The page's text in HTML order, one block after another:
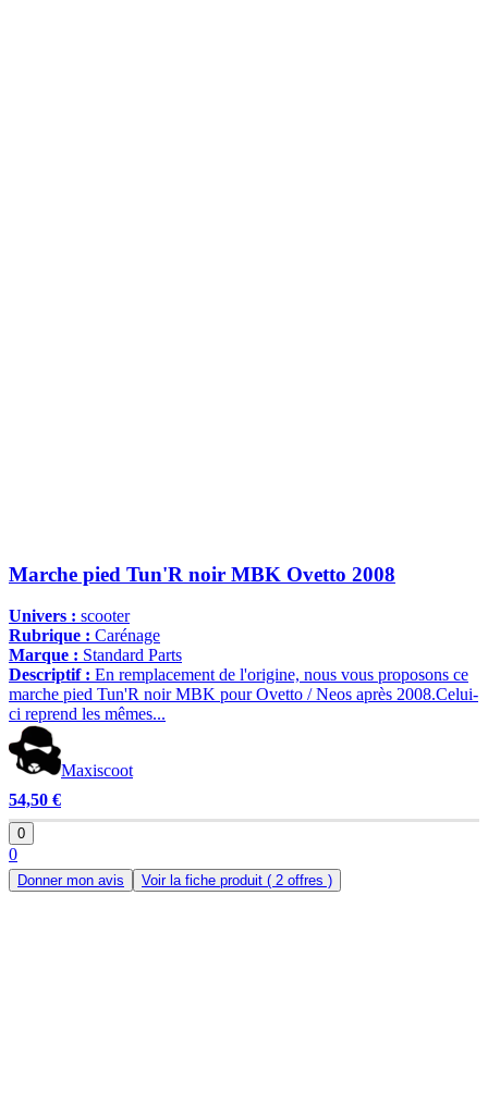
Marche pied Tun'R noir MBK Ovetto 2008
Univers : scooter
Rubrique : Carénage
Marque : Standard Parts
Descriptif : En remplacement de l'origine, nous vous proposons ce
marche pied Tun'R noir MBK pour Ovetto / Neos après 2008.Celui-
ci reprend les mêmes...
Maxiscoot
54,50 €
0
0
Donner mon avis Voir la fiche produit ( 2 offres )